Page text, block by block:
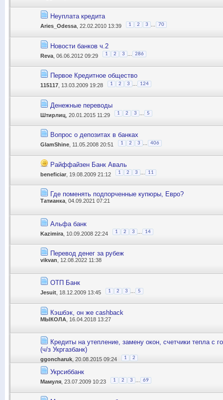
Неуплата кредита
Aries_Odessa , 22.02.2010 13:39 1 2 3 70
Новости банков ч.2
Reva , 06.06.2012 09:29 1 2 3 ... 286
Первое Кредитное общество
115117 , 13.03.2009 19:28 1 2 3 124
Денежные переводы
Штирлиц , 20.01.2015 11:29 1 2 3 ... 5
Вопрос о депозитах в банках
GlamShine , 11.05.2008 20:51 1 2 3 406
Райффайзен Банк Аваль
beneficiar , 19.08.2009 21:12 1 2 3 11
Где поменять подпорченные купюры, Евро?
Татианка , 04.09.2021 07:21
Альфа банк
Kazimira , 10.09.2008 22:24 1 2 3 14
Перевод денег за рубеж
vikvan , 12.08.2022 11:38
ОТП Банк
Jesuit , 18.12.2009 13:45 1 2 3 5
Кэшбэк, он же cashback
MЫКОЛА , 16.04.2018 13:27
Кредиты на утепление, замену окон, счетчики тепла с
(ч/з Укргазбанк)
ggoncharuk , 20.08.2015 09:24 1 2
Укрсиббанк
Мамуля , 23.07.2009 10:23 1 2 3 69